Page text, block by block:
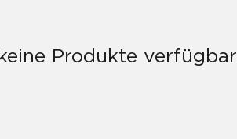
Produkte verfügbar